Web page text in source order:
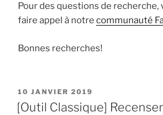
Pour des questions de recherche,
faire appel à notre communauté
Bonnes recherches!
PUBLIÉ
LE
10 JANVIER 2019
[Outil Classique]